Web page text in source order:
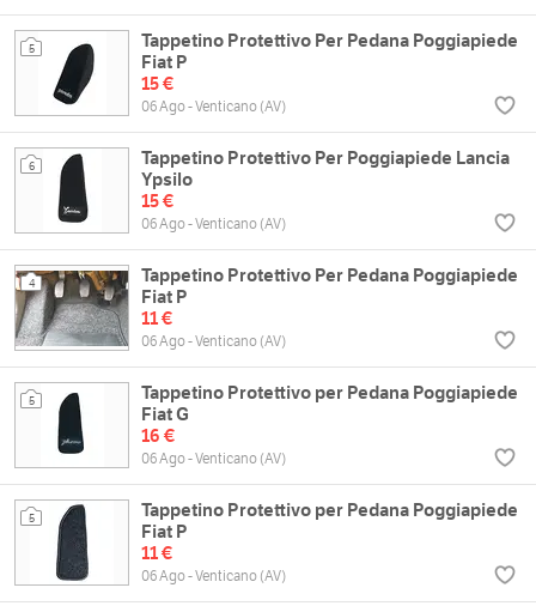
5
Tappetino Protettivo Per Pedana Poggiapiede
Fiat P
15 €
06 Ago - Venticano (AV)
6
Tappetino Protettivo Per Poggiapiede Lancia
Ypsilo
15 €
06 Ago - Venticano (AV)
4
Tappetino Protettivo Per Pedana Poggiapiede
Fiat P
11 €
06 Ago - Venticano (AV)
5
Tappetino Protettivo per Pedana Poggiapiede
Fiat G
16 €
06 Ago - Venticano (AV)
5
Tappetino Protettivo per Pedana Poggiapiede
Fiat P
11 €
06 Ago - Venticano (AV)